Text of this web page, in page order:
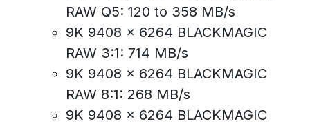
RAW Q5: 120 to 358 MB/s
9K 9408 x 6264 BLACKMAGIC
RAW 3:1: 714 MB/s
9K 9408 x 6264 BLACKMAGIC
RAW 8:1: 268 MB/s
9K 9408 x 6264 BLACKMAGIC